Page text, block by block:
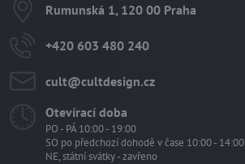
Rumunská 1, 120 00 Praha
+420 603 480 240
cult​@cultdesign​.cz
Otevírací doba
PO - PÁ 10:00 - 19:00
SO po předchozí dohodě v čase 10:00 - 14:00
NE, státní svátky - zavřeno